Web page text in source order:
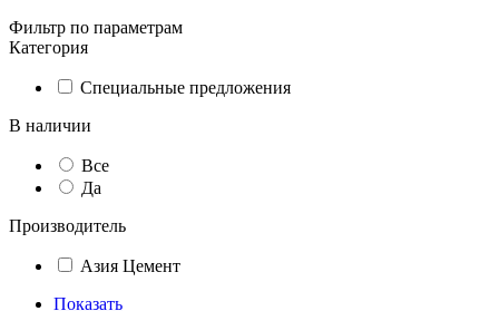
Фильтр по параметрам
Категория
Специальные предложения
В наличии
Все
Да
Производитель
Азия Цемент
Показать